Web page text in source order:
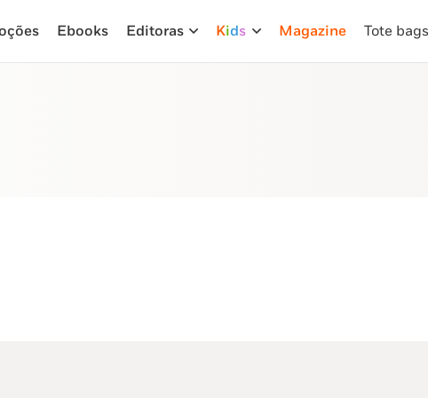
Ebooks Editoras Kids Magazine Tote bags